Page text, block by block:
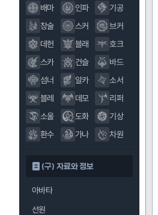
배마
인파
기공
창술
스커
브커
데헌
블래
호크
스카
건슬
바드
섬너
알카
소서
블레
데모
리퍼
소울
도화
기상
환수
가나 차원
(구) 자료와 정보
아바타
선원